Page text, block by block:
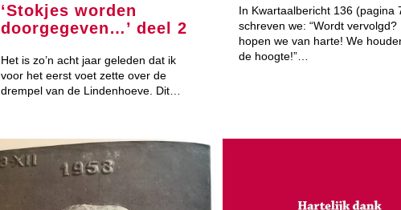
‘Stokjes worden
doorgegeven…’ deel 2
Het is zo’n acht jaar geleden dat ik
voor het eerst voet zette over de
drempel van de Lindenhoeve. Dit…
In Kwartaalbericht 136 (pagina
schreven we: “Wordt vervolgd?
hopen we van harte! We
de hoogte!”…